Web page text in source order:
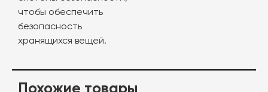
чтобы обеспечить
безопасность
хранящихся вещей.